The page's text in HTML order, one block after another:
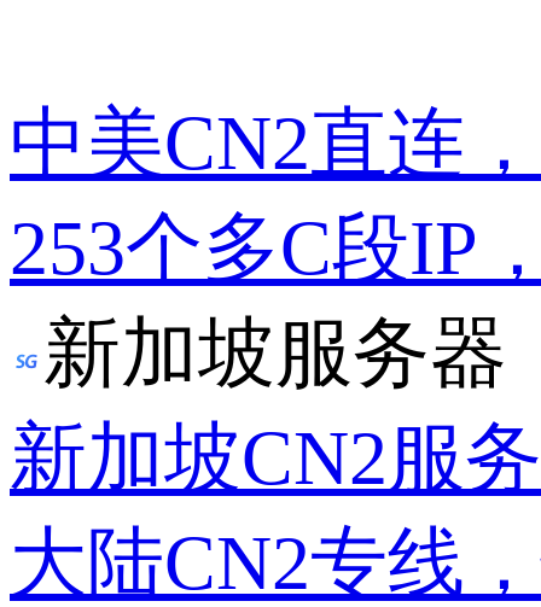
中美CN2直连
253个多C段IP
新加坡服务器
新加坡CN2服
大陆CN2专线